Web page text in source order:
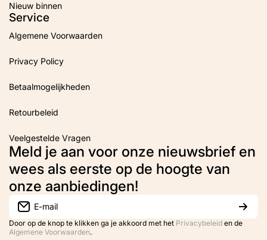
Nieuw binnen
Service
Algemene Voorwaarden
Privacy Policy
Betaalmogelijkheden
Retourbeleid
Veelgestelde Vragen
Meld je aan voor onze nieuwsbrief en
wees als eerste op de hoogte van
onze aanbiedingen!
E-mail
Door op de knop te klikken ga je akkoord met het Privacybeleid en de
Algemene Voorwaarden.